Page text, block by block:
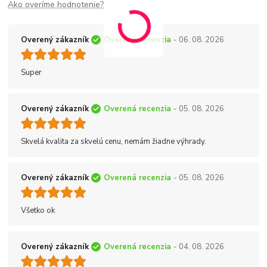
Ako overíme hodnotenie?
Overený zákazník Overená recenzia - 06. 08. 2026
Super
Overený zákazník Overená recenzia - 05. 08. 2026
Skvelá kvalita za skvelú cenu, nemám žiadne výhrady.
Overený zákazník Overená recenzia - 05. 08. 2026
Všetko ok
Overený zákazník Overená recenzia - 04. 08. 2026